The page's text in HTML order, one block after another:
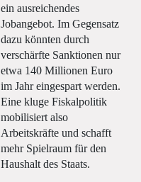
ein ausreichendes
Jobangebot. Im Gegensatz
dazu könnten durch
verschärfte Sanktionen nur
etwa 140 Millionen Euro
im Jahr eingespart werden.
Eine kluge Fiskalpolitik
mobilisiert also
Arbeitskräfte und schafft
mehr Spielraum für den
Haushalt des Staats.